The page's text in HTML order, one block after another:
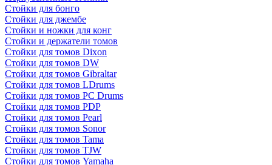
Стойки для бонго
Стойки для джембе
Стойки и ножки для конг
Стойки и держатели томов
Стойки для томов Dixon
Стойки для томов DW
Стойки для томов Gibraltar
Стойки для томов LDrums
Стойки для томов PC Drums
Стойки для томов PDP
Стойки для томов Pearl
Стойки для томов Sonor
Стойки для томов Tama
Стойки для томов TJW
Стойки для томов Yamaha